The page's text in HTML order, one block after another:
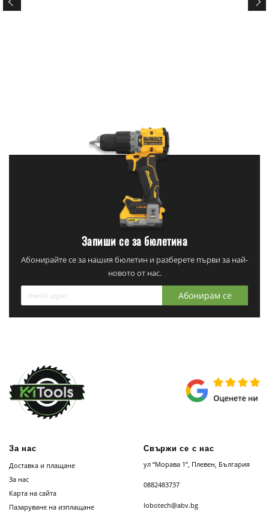
Запиши се за бюлетина
Абонирайте се за нашия бюлетин и разберете първи за най-
новото от нас.
Абонирам се
За нас
Доставка и плащане
За нас
Карта на сайта
Пазаруване на изплащане
Свържи се с нас
ул “Морава 1”, Плевен, България
0882483737
lobotech@abv.bg